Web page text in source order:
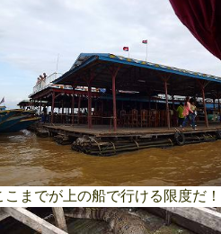
までが上の船で行ける限度だ！